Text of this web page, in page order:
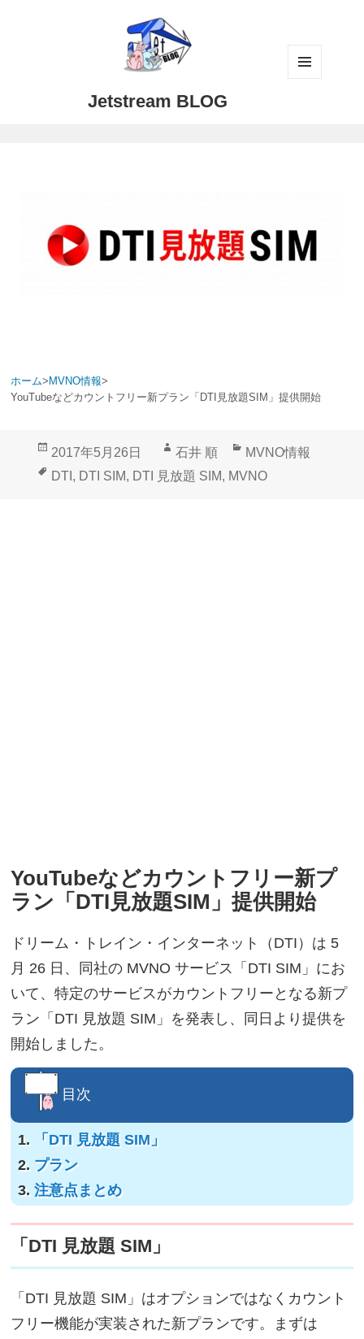
Jetstream BLOG
ホーム> MVNO情報>
YouTubeなどカウントフリー新プラン「DTI見放題SIM」提供開始
投
稿
2017年5月26日
作
成
石井 順
カ
テ
MVNO情報
タ
DTI , DTI SIM, DTI 見放題 SIM, MVNO
YouTubeなどカウントフリー新プ
ラン「DTI見放題SIM」提供開始
ドリーム・トレイン・インターネット（DTI）は 5
月 26 日、同社の MVNO サービス「DTI SIM」にお
いて、特定のサービスがカウントフリーとなる新プ
ラン「DTI 見放題 SIM」を発表し、同日より提供を
開始しました。
目次
「DTI 見放題 SIM」
プラン
注意点まとめ
「DTI 見放題 SIM」
「DTI 見放題 SIM」はオプションではなくカウント
フリー機能が実装された新プランです。まずは